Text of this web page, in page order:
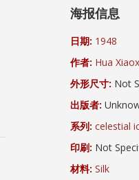
海报信息
日期: 1948
作者: Hua
外形尺寸: Not
出版者:
系列: celestial
印刷: Not
材料: Silk